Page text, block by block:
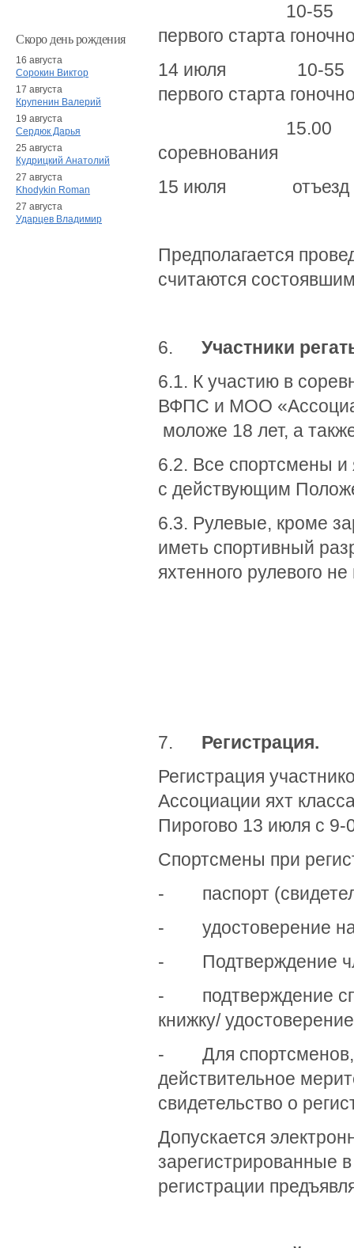
10-55 гонки
первого старта
14 июля 10-55
первого старта
15.00
соревнования
15 июля отъезд
Предполагается
считаются
6. Участники
6.1. К участию в
ВФПС и МОО
моложе 18 лет, а
6.2. Все спортсмены и
с действующим
6.3. Рулевые, кроме
иметь спортивный
яхтенного рулевого
7. Регистрация.
Регистрация
Ассоциации яхт
Пирогово 13 июля с 9-
Спортсмены при
- паспорт
- удостоверение на
- Подтверждение
- подтверждение
книжку/
- Для спортсменов,
действительное
свидетельство о
Допускается
зарегистрированные
регистрации
Скоро день рождения
16 августа
Сорокин Виктор
17 августа
Крупенин Валерий
19 августа
Сердюк Дарья
25 августа
Кудрицкий Анатолий
27 августа
Khodykin Roman
27 августа
Ударцев Владимир